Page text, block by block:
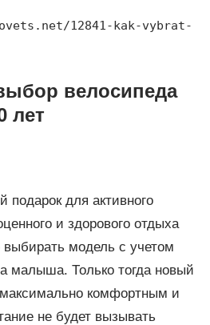
12841-kak-vybrat-
велосипеда
лет
подарок для активного
и здорового отдыха
модель с учетом
малыша. Только тогда новый
комфортным и
не будет вызывать